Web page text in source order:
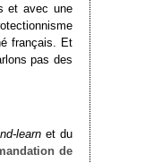
et avec une
français. Et
pas des
learn et du
de